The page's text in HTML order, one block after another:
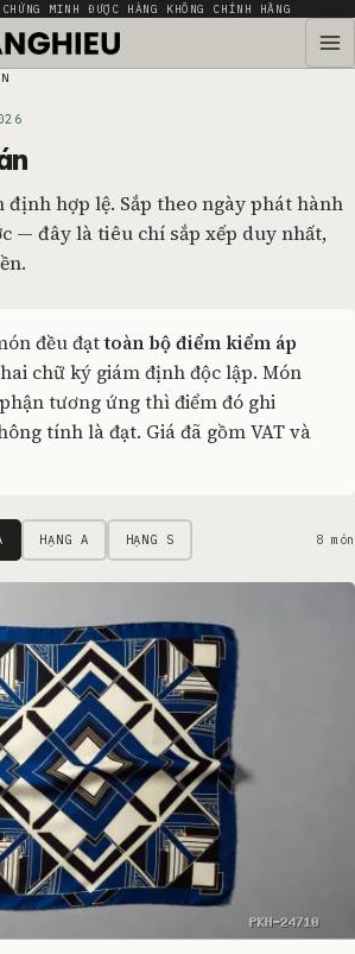
MINH ĐƯỢC HÀNG KHÔNG CHÍNH HÃNG
định hợp lệ. Sắp theo ngày phát hành
— đây là tiêu chí sắp xếp duy nhất,
đều đạttoàn bộ điểm kiểm áp
chữ ký giám định độc lập. Món
tương ứng thì điểm đó ghi
tính là đạt. Giá đã gồm VAT và
phẩm
HẠNG A HẠNG S 8 món